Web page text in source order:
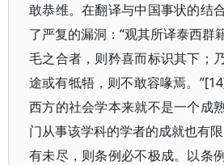
敢恭维。在翻译与中国事状的结
了严复的漏洞：“观其所译泰西群
毛之合者，则矜喜而标识其下；
途或有牴牾，则不敢容喙焉。
西方的社会学本来就不是一个成
门从事该学科的学者的成就也有
有未尽，则条例必不极成。以条